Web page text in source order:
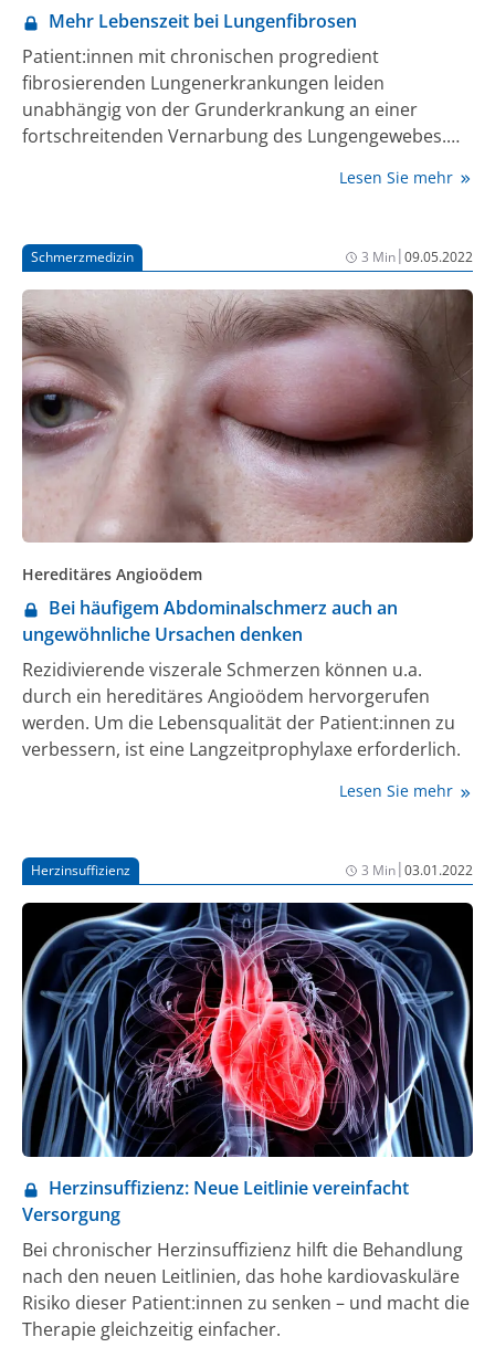
Mehr Lebenszeit bei Lungenfibrosen
Patient:innen mit chronischen progredient
fibrosierenden Lungenerkrankungen leiden
unabhängig von der Grunderkrankung an einer
fortschreitenden Vernarbung des Lungengewebes.
Alltagsfunktionaltät schränken ihre Lebensqualität
hoch. Die Behandlung mit dem Tyrosinkinase-
Inhibitor Nintedanib kann Patientinnen und Patienten
mit einem breiten Spektrum an Lungenfibrosen neue
Perspektiven geben.
Lesen Sie mehr
Schmerzmedizin 3 Min|09.05.2022
Hereditäres Angioödem
Bei häufigem Abdominalschmerz auch an
ungewöhnliche Ursachen denken
Rezidivierende viszerale Schmerzen können u.a.
durch ein hereditäres Angioödem hervorgerufen
werden. Um die Lebensqualität der Patient:innen zu
verbessern, ist eine Langzeitprophylaxe erforderlich.
Lesen Sie mehr
Herzinsuffizienz 3 Min|03.01.2022
Herzinsuffizienz: Neue Leitlinie vereinfacht
Versorgung
Bei chronischer Herzinsuffizienz hilft die Behandlung
nach den neuen Leitlinien, das hohe kardiovaskuläre
Risiko dieser Patient:innen zu senken – und macht die
Therapie gleichzeitig einfacher.